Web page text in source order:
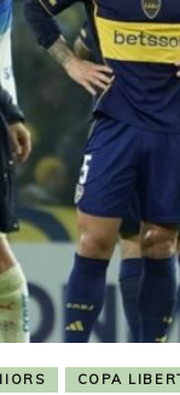
COPA